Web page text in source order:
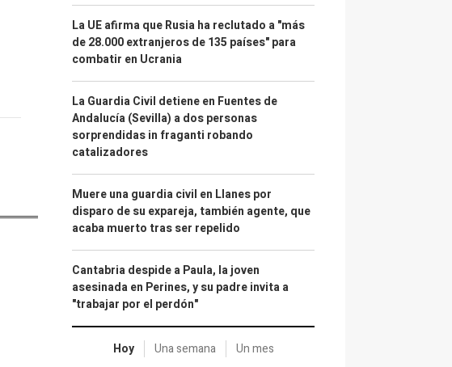
La UE afirma que Rusia ha reclutado a "más
de 28.000 extranjeros de 135 países" para
combatir en Ucrania
La Guardia Civil detiene en Fuentes de
Andalucía (Sevilla) a dos personas
sorprendidas in fraganti robando
catalizadores
Muere una guardia civil en Llanes por
disparo de su expareja, también agente, que
acaba muerto tras ser repelido
Cantabria despide a Paula, la joven
asesinada en Perines, y su padre invita a
"trabajar por el perdón"
Hoy Una semana Un mes